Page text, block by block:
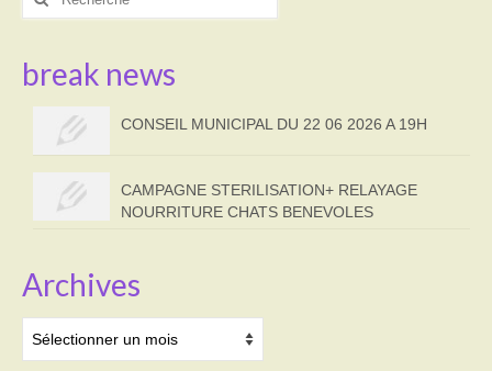
break news
CONSEIL MUNICIPAL DU 22 06 2026 A 19H
CAMPAGNE STERILISATION+ RELAYAGE
NOURRITURE CHATS BENEVOLES
Archives